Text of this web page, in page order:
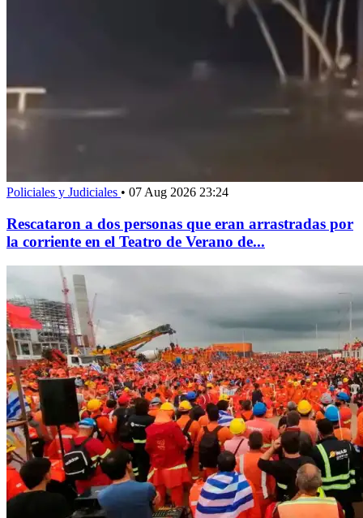
Policiales y Judiciales • 07 Aug 2026 23:24
Rescataron a dos personas que eran arrastradas por
la corriente en el Teatro de Verano de...